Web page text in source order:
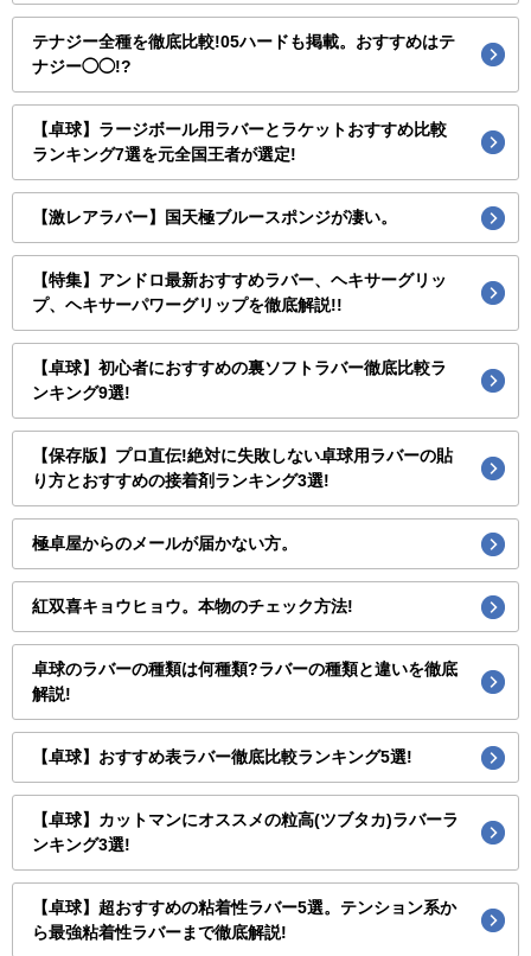
テナジー全種を徹底比較!05ハードも掲載。おすすめはテ
ナジー◯◯!?
【卓球】ラージボール用ラバーとラケットおすすめ比較
ランキング7選を元全国王者が選定!
【激レアラバー】国天極ブルースポンジが凄い。
【特集】アンドロ最新おすすめラバー、ヘキサーグリッ
プ、ヘキサーパワーグリップを徹底解説!!
【卓球】初心者におすすめの裏ソフトラバー徹底比較ラ
ンキング9選!
【保存版】プロ直伝!絶対に失敗しない卓球用ラバーの貼
り方とおすすめの接着剤ランキング3選!
極卓屋からのメールが届かない方。
紅双喜キョウヒョウ。本物のチェック方法!
卓球のラバーの種類は何種類?ラバーの種類と違いを徹底
解説!
【卓球】おすすめ表ラバー徹底比較ランキング5選!
【卓球】カットマンにオススメの粒高(ツブタカ)ラバーラ
ンキング3選!
【卓球】超おすすめの粘着性ラバー5選。テンション系か
ら最強粘着性ラバーまで徹底解説!